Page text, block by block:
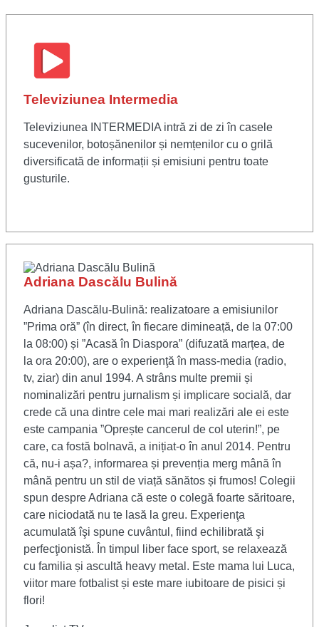
Televiziunea Intermedia
Televiziunea INTERMEDIA intră zi de zi în casele
sucevenilor, botoșănenilor și nemțenilor cu o grilă
diversificată de informații și emisiuni pentru toate
gusturile.
Adriana Dascălu Bulină
Adriana Dascălu-Bulină: realizatoare a emisiunilor
”Prima oră” (în direct, în fiecare dimineață, de la 07:00
la 08:00) și ”Acasă în Diaspora” (difuzată marțea, de
la ora 20:00), are o experienţă în mass-media (radio,
tv, ziar) din anul 1994. A strâns multe premii și
nominalizări pentru jurnalism și implicare socială, dar
crede că una dintre cele mai mari realizări ale ei este
este campania ”Oprește cancerul de col uterin!”, pe
care, ca fostă bolnavă, a inițiat-o în anul 2014. Pentru
că, nu-i așa?, informarea și prevenția merg mână în
mână pentru un stil de viață sănătos și frumos! Colegii
spun despre Adriana că este o colegă foarte săritoare,
care niciodată nu te lasă la greu. Experienţa
acumulată îşi spune cuvântul, fiind echilibrată şi
perfecţionistă. În timpul liber face sport, se relaxează
cu familia și ascultă heavy metal. Este mama lui Luca,
viitor mare fotbalist și este mare iubitoare de pisici și
flori!